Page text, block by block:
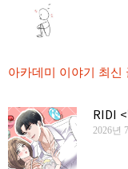
아카데미 이야기 최신
RIDI <
2026년